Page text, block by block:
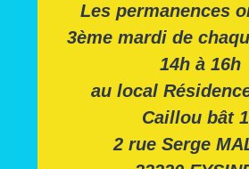
Les permanences
3ème mardi de
14h à 16h
au local
Caillou bât
2 rue Serge